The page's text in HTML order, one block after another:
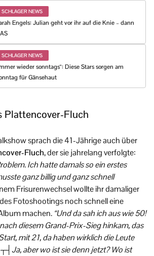
SCHLAGER NEWS
Engels: Julian geht vor ihr auf die Knie – dann
SCHLAGER NEWS
wieder sonntags“: Diese Stars sorgen am
für Gänsehaut
Plattencover-Fluch
sprach die 41-Jährige auch über
Fluch, der sie jahrelang verfolgte:
Ich hatte damals so ein erstes
ganz billig und ganz schnell
Frisurenwechsel wollte ihr damaliger
Fotoshootings noch schnell eine
machen. “Und da sah ich aus wie 50!
diesem Grand-Prix-Sieg hinkam, das
mit 21, da haben wirklich die Leute
aber wo ist sie denn jetzt? Wo ist